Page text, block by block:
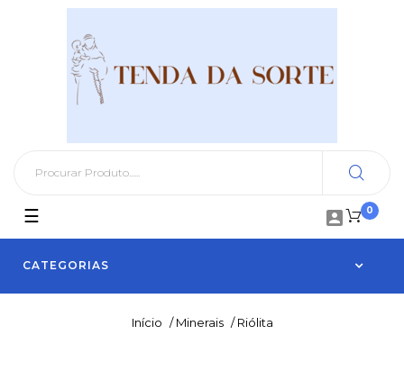
0

CATEGORIAS
Toggle
navigation
☰
Início / Minerais / Riólita